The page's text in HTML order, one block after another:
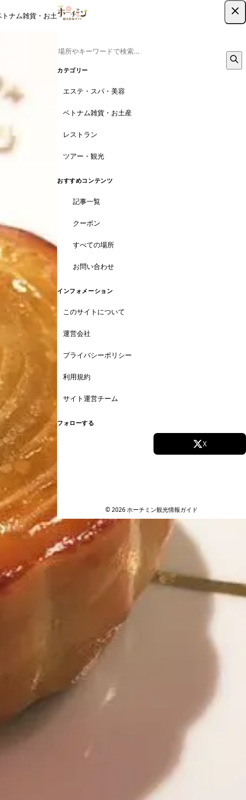
トナム雑貨・お土産レストラン
カテゴリー
エステ・スパ・美容
ベトナム雑貨・お土産
レストラン
ツアー・観光
おすすめコンテンツ
記事一覧
クーポン
すべての場所
お問い合わせ
インフォメーション
このサイトについて
運営会社
プライバシーポリシー
利用規約
サイト運営チーム
フォローする
X
© 2026 ホーチミン観光情報ガイド